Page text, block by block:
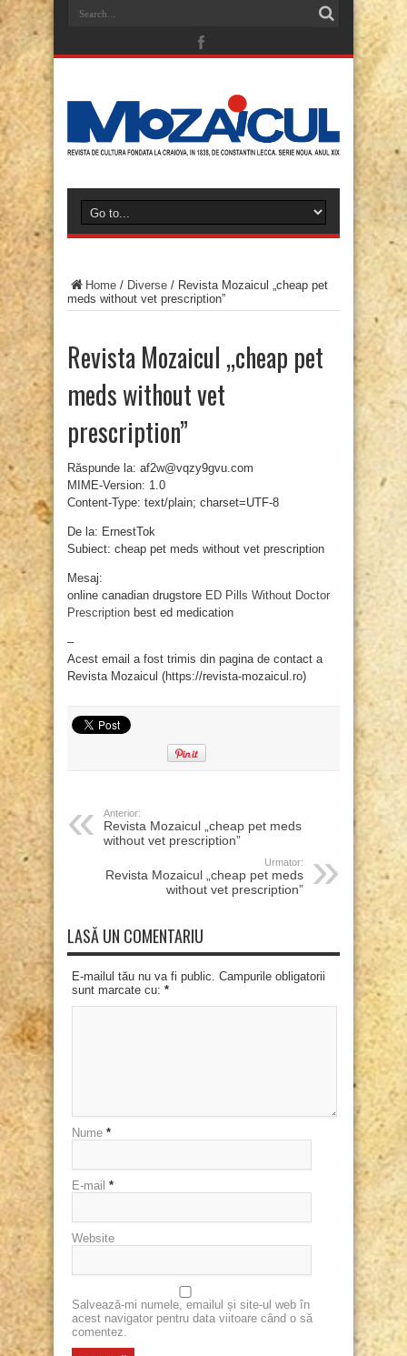
Home / Diverse / Revista Mozaicul „cheap pet
meds without vet prescription”
Revista Mozaicul „cheap pet
meds without vet
prescription”
Răspunde la: af2w@vqzy9gvu.com
MIME-Version: 1.0
Content-Type: text/plain; charset=UTF-8
De la: ErnestTok
Subiect: cheap pet meds without vet prescription
Mesaj:
online canadian drugstore ED Pills Without Doctor
Prescription best ed medication
–
Acest email a fost trimis din pagina de contact a
Revista Mozaicul (https://revista-mozaicul.ro)
Anterior:
Revista Mozaicul „cheap pet meds
without vet prescription”
Urmator:
Revista Mozaicul „cheap pet meds
without vet prescription”
LASĂ UN COMENTARIU
E-mailul tău nu va fi public. Campurile obligatorii
sunt marcate cu: *
Nume *
E-mail *
Website
Salvează-mi numele, emailul și site-ul web în
acest navigator pentru data viitoare când o să
comentez.